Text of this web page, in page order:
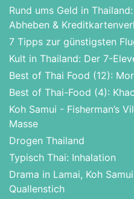
Rund ums Geld in
Abheben &
7 Tipps zur günstigsten
Kult in Thailand: Der 7-
Best of Thai Food (12):
Best of Thai-Food (4):
Koh Samui - Fisherman’s
Masse
Drogen Thailand
Typisch Thai: Inhalation
Drama in Lamai, Koh
Quallenstich